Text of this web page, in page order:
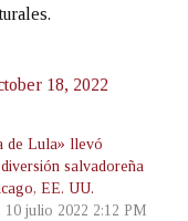
18, 2022
de Lula» llevó
salvadoreña
EE. UU.
10 julio 2022 2:12 PM